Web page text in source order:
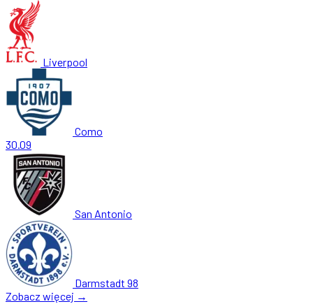
Liverpool
Como
30.09
San Antonio
Darmstadt 98
Zobacz więcej →